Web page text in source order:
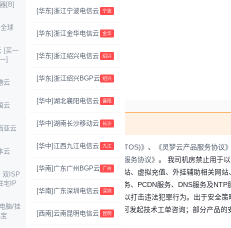
[B]
球
[买一
]
云
云
亚云
云
双ISP
宅IP
脑/挂
[华东]浙江宁波电信云 宁波
[华东]浙江金华电信云 金华
[华东]浙江绍兴电信云 绍兴
[华东]浙江绍兴BGP云 绍兴
[华中]​湖北襄阳电信云 襄阳
[华中]​湖南长沙移动云 长沙
[华中]​江西九江电信云 九江
[华南]​广东广州BGP云 广州
[华南]​广东深圳电信云 深圳
[西南]​云南昆明电信云 昆明
阅读、理解并同意《灵梦云用户协议(TOS)》 、 《灵梦云产品服务协议》
说明》 《灵梦云账户充值及余额使用服务协议》 。 我司机房禁止用于
刷信誉、买号、卖号、商城、钓鱼网站、虚拟充值、外挂辅助相关网
违法违规站点。同时禁止搭建VPN服务、PCDN服务、DNS服务及
况进一步收集证据并「移交警方」，以打击违法犯罪行为。出于安全
其他区域产品若您需要使用25端口，可发起技术工单咨询；部分产品
为您处理。